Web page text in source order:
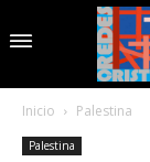
Inicio Palestina
Palestina